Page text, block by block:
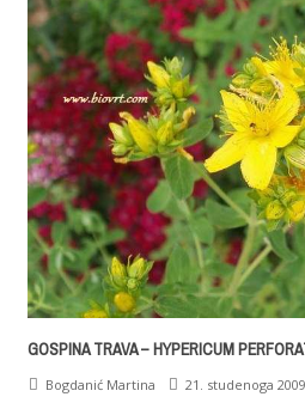
GOSPINA TRAVA – HYPERICUM
Bogdanić Martina 21. studenoga 2009.